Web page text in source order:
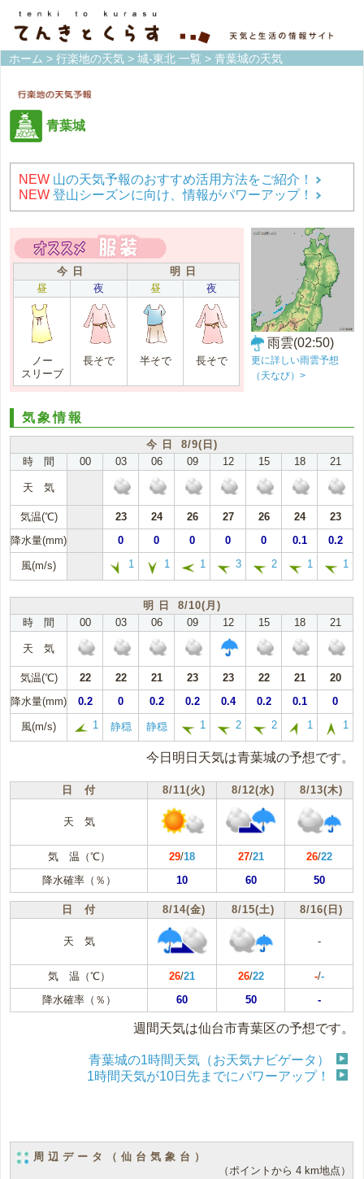
ホーム > 行楽地の天気 > 城-東北 一覧 > 青葉城の天気
青葉城
NEW 山の天気予報のおすすめ活用方法をご紹介！
NEW 登山シーズンに向け、情報がパワーアップ！
今 日
明 日
昼
夜 昼 夜
ノー
スリーブ
長そで 半そで 長そで
雨雲(02:50)
更に詳しい雨雲予想
（天なび）>
気象情報
今 日 8/9(日)
時 間
00 03 06 09 12 15 18 21
天 気
気温(℃) 23 24 26 27 26 24
23
降水量(mm)
0 0 0 0 0 0.1 0.2
風(m/s) 1 1 1 3 2 1 1
明 日 8/10(月)
時 間
00 03 06 09 12 15 18 21
天 気
気温(℃) 22 22 21 23 23 22 21
20
降水量(mm)
0.2 0 0.2 0.2 0.4 0.2 0.1 0
風(m/s) 1 静穏 静穏 1 2 2 1 1
今日明日天気は青葉城の予想です。
日 付 8/11(火) 8/12(水) 8/13(木)
天 気
気 温（℃） 29/18 27/21 26/22
降水確率（％）
10 60 50
日 付 8/14(金) 8/15(土) 8/16(日)
天 気 -
気 温（℃） 26/21 26/22 -/-
降水確率（％）
60 50 -
週間天気は仙台市青葉区の予想です。
青葉城の1時間天気（お天気ナビゲータ）
1時間天気が10日先までにパワーアップ！
周辺データ（仙台気象台）
（ポイントから 4 km地点）